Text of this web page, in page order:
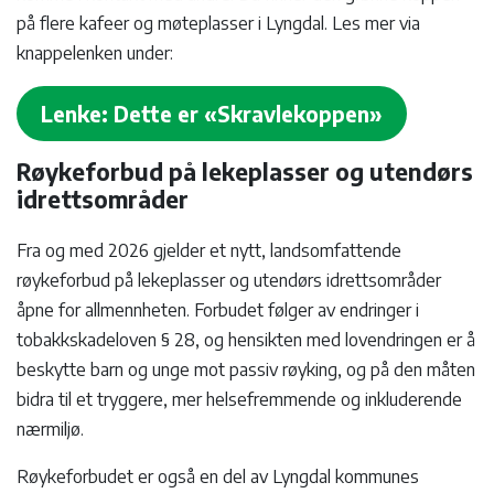
på flere kafeer og møteplasser i Lyngdal. Les mer via
knappelenken under:
Lenke: Dette er «Skravlekoppen»
Røykeforbud på lekeplasser og utendørs
idrettsområder
Fra og med 2026 gjelder et nytt, landsomfattende
røykeforbud på lekeplasser og utendørs idrettsområder
åpne for allmennheten. Forbudet følger av endringer i
tobakkskadeloven § 28, og hensikten med lovendringen er å
beskytte barn og unge mot passiv røyking, og på den måten
bidra til et tryggere, mer helsefremmende og inkluderende
nærmiljø.
Røykeforbudet er også en del av Lyngdal kommunes